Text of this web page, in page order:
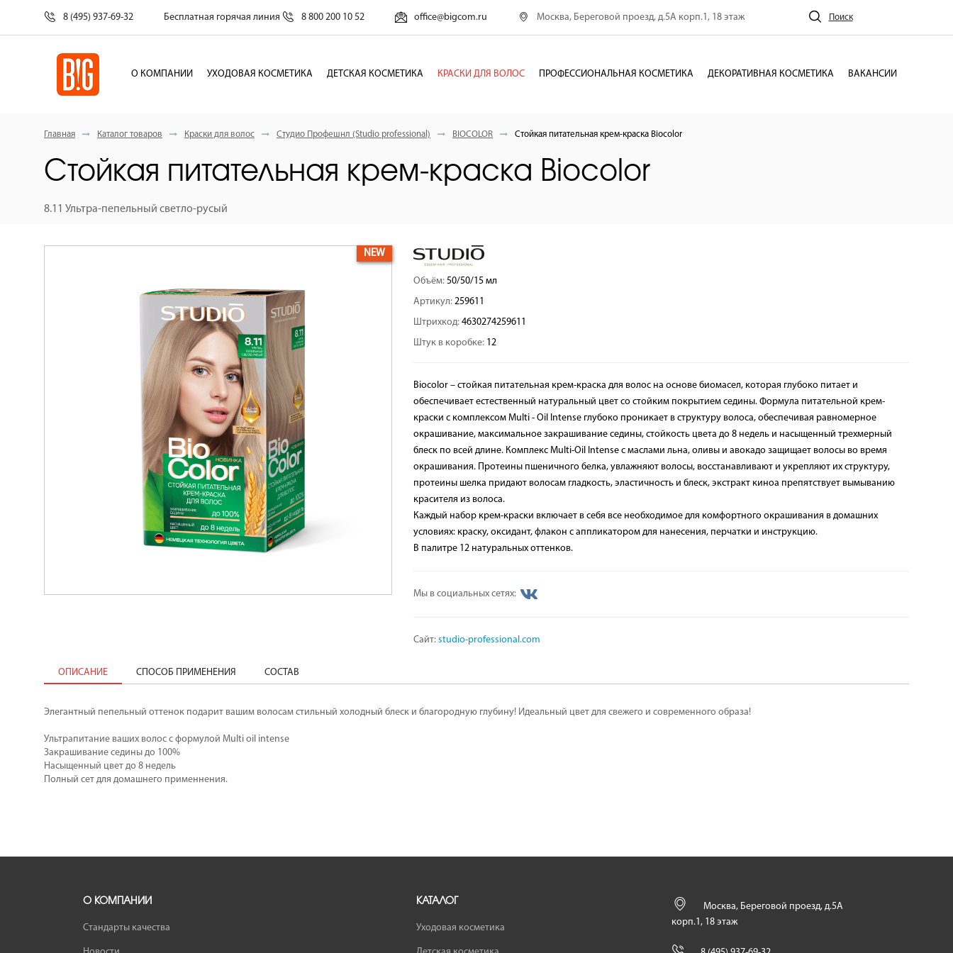
8 (495) 937-69-32 Бесплатная горячая линия 8 800 200 10 52 office@bigcom.ru Москва, Береговой проезд, д.5А корп.1, 18 этаж Поиск
О КОМПАНИИ УХОДОВАЯ КОСМЕТИКА ДЕТСКАЯ КОСМЕТИКА КРАСКИ ДЛЯ ВОЛОС ПРОФЕССИОНАЛЬНАЯ КОСМЕТИКА ДЕКОРАТИВНАЯ КОСМЕТИКА ВАКАНСИИ
Главная Каталог товаров Краски для волос Студио Профешнл (Studio professional) BIOCOLOR Стойкая питательная крем-краска Вiocolor
Стойкая питательная крем-краска Вiocolor
8.11 Ультра-пепельный светло-русый
NEW
Объём: 50/50/15 мл
Артикул: 259611
Штрихкод: 4630274259611
Штук в коробке: 12
Biocolor – стойкая питательная крем-краска для волос на основе биомасел, которая глубоко питает и
обеспечивает естественный натуральный цвет со стойким покрытием седины. Формула питательной крем-
краски с комплексом Multi - Oil Intense глубоко проникает в структуру волоса, обеспечивая равномерное
окрашивание, максимальное закрашивание седины, стойкость цвета до 8 недель и насыщенный трехмерный
блеск по всей длине. Комплекс Multi-Oil Intense с маслами льна, оливы и авокадо защищает волосы во время
окрашивания. Протеины пшеничного белка, увлажняют волосы, восстанавливают и укрепляют их структуру,
протеины шелка придают волосам гладкость, эластичность и блеск, экстракт киноа препятствует вымыванию
красителя из волоса.
Каждый набор крем-краски включает в себя все необходимое для комфортного окрашивания в домашних
условиях: краску, оксидант, флакон с аппликатором для нанесения, перчатки и инструкцию.
В палитре 12 натуральных оттенков.
Мы в социальных сетях:
Сайт: studio-professional.com
ОПИСАНИЕ СПОСОБ ПРИМЕНЕНИЯ СОСТАВ
Элегантный пепельный оттенок подарит вашим волосам стильный холодный блеск и благородную глубину! Идеальный цвет для свежего и современного образа!
Ультрапитание ваших волос с формулой Multi oil intense
Закрашивание седины до 100%
Насыщенный цвет до 8 недель
Полный сет для домашнего применнения.
О КОМПАНИИ
Стандарты качества
КАТАЛОГ
Уходовая косметика
Москва, Береговой проезд, д.5А
корп.1, 18 этаж